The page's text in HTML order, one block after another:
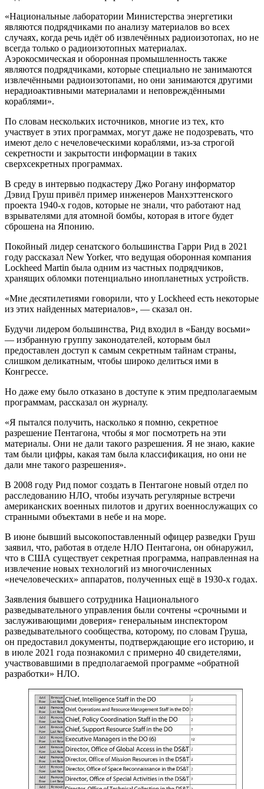
«Национальные лаборатории Министерства энергетики
являются подрядчиками по анализу материалов во всех
случаях, когда речь идёт об извлечённых радиоизотопах, но не
всегда только о радиоизотопных материалах.
Аэрокосмическая и оборонная промышленность также
являются подрядчиками, которые специально не занимаются
извлечёнными радиоизотопами, но они занимаются другими
нерадиоактивными материалами и неповреждёнными
кораблями».
По словам нескольких источников, многие из тех, кто
участвует в этих программах, могут даже не подозревать, что
имеют дело с нечеловеческими кораблями, из-за строгой
секретности и закрытости информации в таких
сверхсекретных программах.
В среду в интервью подкастеру Джо Рогану информатор
Дэвид Груш привёл пример инженеров Манхэттенского
проекта 1940-х годов, которые не знали, что работают над
взрывателями для атомной бомбы, которая в итоге будет
сброшена на Японию.
Покойный лидер сенатского большинства Гарри Рид в 2021
году рассказал New Yorker, что ведущая оборонная компания
Lockheed Martin была одним из частных подрядчиков,
хранящих обломки потенциально инопланетных устройств.
«Мне десятилетиями говорили, что у Lockheed есть некоторые
из этих найденных материалов», — сказал он.
Будучи лидером большинства, Рид входил в «Банду восьми»
— избранную группу законодателей, которым был
предоставлен доступ к самым секретным тайнам страны,
слишком деликатным, чтобы широко делиться ими в
Конгрессе.
Но даже ему было отказано в доступе к этим предполагаемым
программам, рассказал он журналу.
«Я пытался получить, насколько я помню, секретное
разрешение Пентагона, чтобы я мог посмотреть на эти
материалы. Они не дали такого разрешения. Я не знаю, какие
там были цифры, какая там была классификация, но они не
дали мне такого разрешения».
В 2008 году Рид помог создать в Пентагоне новый отдел по
расследованию НЛО, чтобы изучать регулярные встречи
американских военных пилотов и других военнослужащих со
странными объектами в небе и на море.
В июне бывший высокопоставленный офицер разведки Груш
заявил, что, работая в отделе НЛО Пентагона, он обнаружил,
что в США существует секретная программа, направленная на
извлечение новых технологий из многочисленных
«нечеловеческих» аппаратов, полученных ещё в 1930-х годах.
Заявления бывшего сотрудника Национального
разведывательного управления были сочтены «срочными и
заслуживающими доверия» генеральным инспектором
разведывательного сообщества, которому, по словам Груша,
он предоставил документы, подтверждающие его историю, и
в июле 2021 года познакомил с примерно 40 свидетелями,
участвовавшими в предполагаемой программе «обратной
разработки» НЛО.